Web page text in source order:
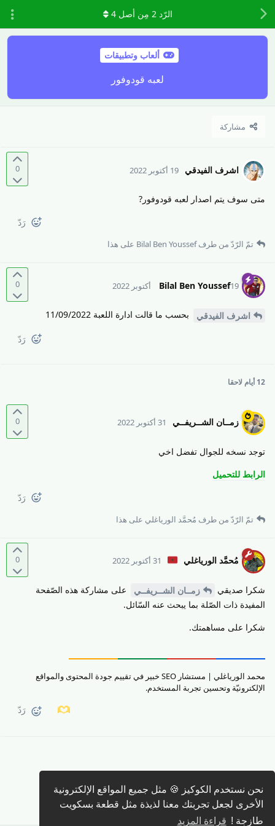
نحن نستخدم الكوكيز 🍪 مثل جميع المواقع الإلكترونية
الأخرى لجعل تجربتك معنا لذيذة مثل قطعة بسكويت
طازجة ! قراءة المزيد
ألعاب وتطبيقات
لعبه قودوفور
مشاركة
الرّد2 مِن أصل4
0 اشرف الفيدقي 19 أكتوبر 2022
متى سوف يتم اصدار لعبه قودوفور?
رَدّ
تمّ الرّدّ من طرفBilal Ben Youssef على هذا
0 Bilal Ben Youssef19 أكتوبر 2022
اشرف الفيدقي بحسب ما قالت ادارة اللعبة 11/09/2022
رَدّ
12 أيام لاحقا
0 زمــان الشــريفــي 31 أكتوبر 2022
توجد نسخه للجوال تفضل اخي
الرابط للتحميل
رَدّ
تمّ الرّدّ من طرف مُحمَّد الورياغلي على هذا
0 مُحمَّد الورياغلي 31 أكتوبر 2022
شكرا صديقي زمــان الشــريفــي
على مشاركة هذه الصّفحة
المفيدة ذات الصّلة بما يبحث عنه السّائل.
شكرا على مساهمتك.
محمد الورياغلي | مستشار SEO خبير في تقييم جودة المحتوى والمواقع
الإلكترونيّة وتحسين تجربة المستخدم.
رَدّ
كتابة رد 🖊️